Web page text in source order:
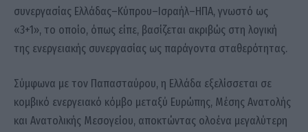
συνεργασίας Ελλάδας–Κύπρου–Ισραήλ–ΗΠΑ, γνωστό ως
«3+1», το οποίο, όπως είπε, βασίζεται ακριβώς στη λογική
της ενεργειακής συνεργασίας ως παράγοντα σταθερότητας.
Σύμφωνα με τον Παπασταύρου, η Ελλάδα εξελίσσεται σε
κομβικό ενεργειακό κόμβο μεταξύ Ευρώπης, Μέσης Ανατολής
και Ανατολικής Μεσογείου, αποκτώντας ολοένα μεγαλύτερη